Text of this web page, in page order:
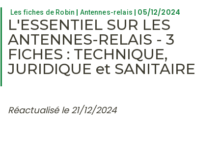
Les fiches de Robin | Antennes-relais | 05/12/2024
L'ESSENTIEL SUR LES
ANTENNES-RELAIS - 3
FICHES : TECHNIQUE,
JURIDIQUE et SANITAIRE
Réactualisé le 21/12/2024